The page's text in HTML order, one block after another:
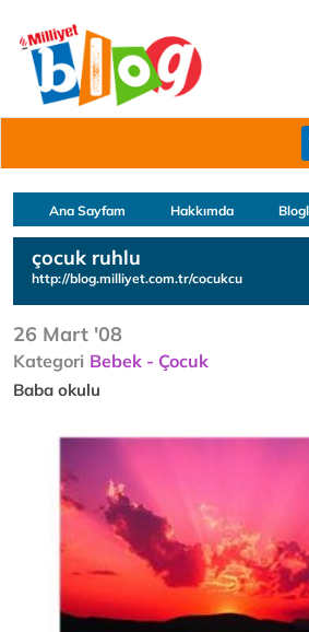
Ana Sayfam Hakkımda
çocuk ruhlu
http://blog.milliyet.com.tr/cocukcu
26 Mart '08
Kategori Bebek - Çocuk
Baba okulu